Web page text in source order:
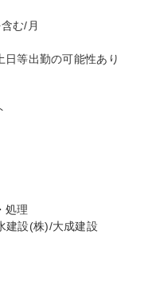
等出勤の可能性あり
処理
建設(株)/大成建設